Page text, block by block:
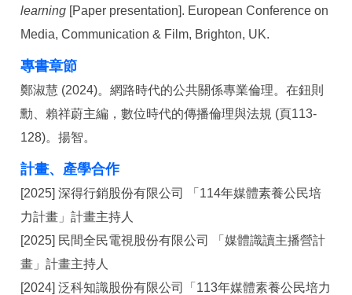
learning [Paper presentation]. European Conference on
Media, Communication & Film, Brighton, UK.
專書章節
鄭淑慧 (2024)。網路時代的公共關係專業倫理。在鈕則
勳、賴祥蔚主編，數位時代的傳播倫理與法規 (頁113-
128)。揚智。
計畫、產學合作
[2025] 深得行銷股份有限公司 「114年媒體素養公民培
力計畫」計畫主持人
[2025] 民間全民電視股份有限公司 「媒體識讀主播營計
畫」計畫主持人
[2024] 泛科知識股份有限公司「113年媒體素養公民培力